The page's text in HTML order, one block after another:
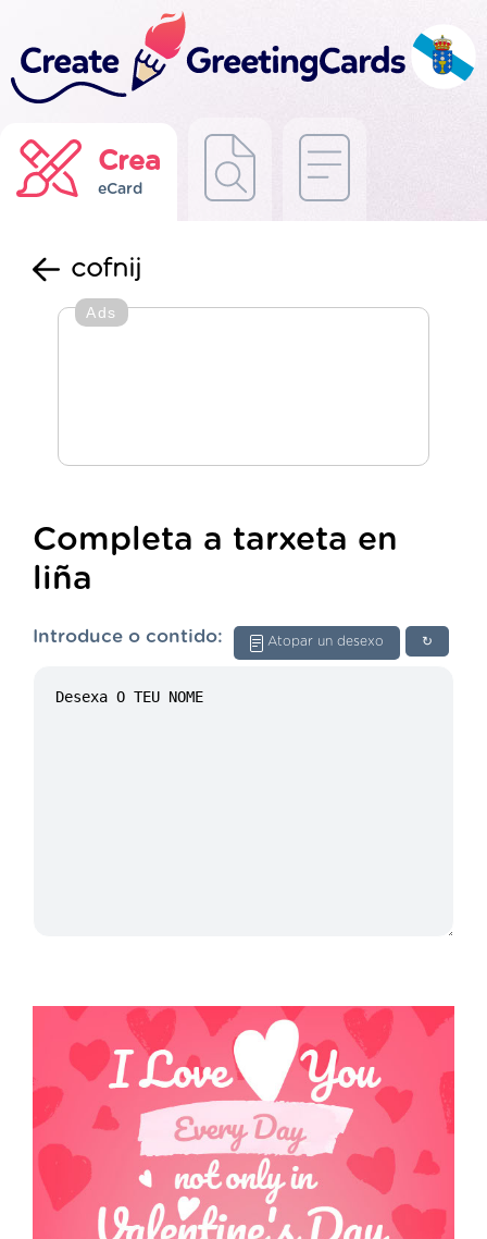
Crea
eCard
cofnij
Ads
Completa a tarxeta en
liña
↻
Atopar un desexo
Introduce o contido: